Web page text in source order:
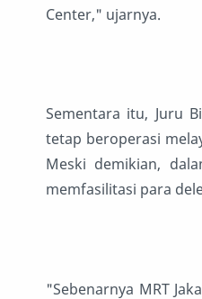
Center," ujarnya.
Sementara itu, Juru
tetap beroperasi
Meski demikian,
memfasilitasi para
"Sebenarnya MRT